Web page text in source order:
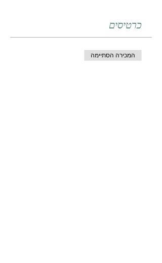
כרטיסים
המכירה הסתיימה